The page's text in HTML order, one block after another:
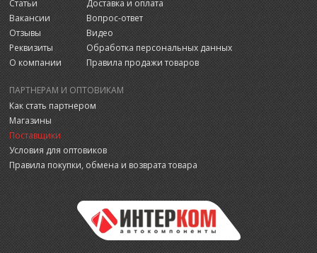
Статьи
Вакансии
Отзывы
Реквизиты
О компании
Доставка и оплата
Вопрос-ответ
Видео
Обработка персональных данных
Правила продажи товаров
ПАРТНЕРАМ И ОПТОВИКАМ
Как стать партнером
Магазины
Поставщики
Условия для оптовиков
Правила покупки, обмена и возврата товара